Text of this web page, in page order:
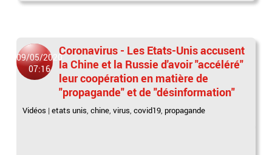
09/05/2020
07:16
Coronavirus - Les Etats-Unis accusent
la Chine et la Russie d'avoir "accéléré"
leur coopération en matière de
"propagande" et de "désinformation"
Vidéos |etats unis,chine,virus,covid19, propagande